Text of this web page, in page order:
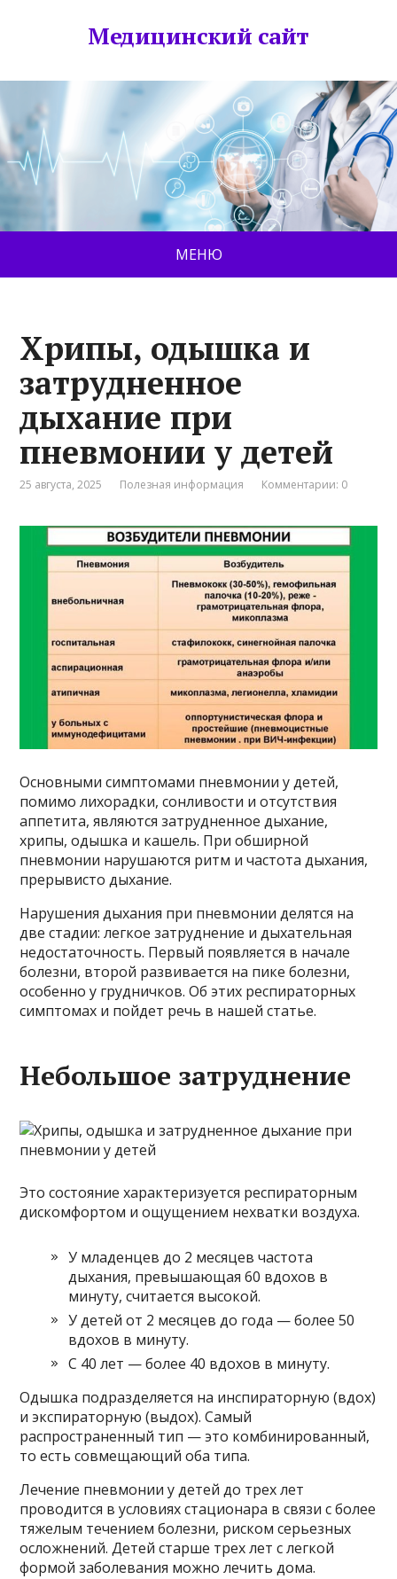
Медицинский сайт
МЕНЮ
Хрипы, одышка и
затрудненное
дыхание при
пневмонии у детей
25 августа, 2025 Полезная информация Комментарии: 0
Основными симптомами пневмонии у детей,
помимо лихорадки, сонливости и отсутствия
аппетита, являются затрудненное дыхание,
хрипы, одышка и кашель. При обширной
пневмонии нарушаются ритм и частота дыхания,
прерывисто дыхание.
Нарушения дыхания при пневмонии делятся на
две стадии: легкое затруднение и дыхательная
недостаточность. Первый появляется в начале
болезни, второй развивается на пике болезни,
особенно у грудничков. Об этих респираторных
симптомах и пойдет речь в нашей статье.
Небольшое затруднение
Это состояние характеризуется респираторным
дискомфортом и ощущением нехватки воздуха.
У младенцев до 2 месяцев частота
дыхания, превышающая 60 вдохов в
минуту, считается высокой.
У детей от 2 месяцев до года — более 50
вдохов в минуту.
С 40 лет — более 40 вдохов в минуту.
Одышка подразделяется на инспираторную (вдох)
и экспираторную (выдох). Самый
распространенный тип — это комбинированный,
то есть совмещающий оба типа.
Лечение пневмонии у детей до трех лет
проводится в условиях стационара в связи с более
тяжелым течением болезни, риском серьезных
осложнений. Детей старше трех лет с легкой
формой заболевания можно лечить дома.